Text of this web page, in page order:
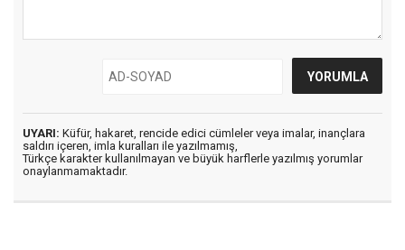
UYARI: Küfür, hakaret, rencide edici cümleler veya imalar, inançlara
saldırı içeren, imla kuralları ile yazılmamış,
Türkçe karakter kullanılmayan ve büyük harflerle yazılmış yorumlar
onaylanmamaktadır.